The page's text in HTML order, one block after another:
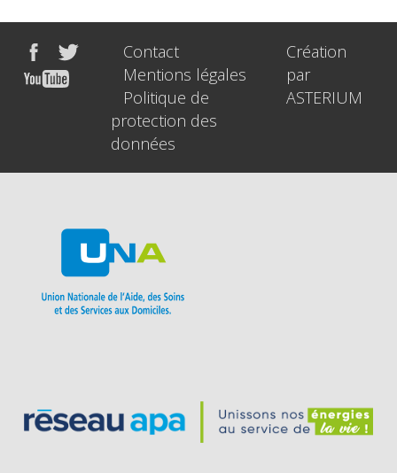
Contact
Mentions légales
Politique de
protection des
données
Création
par
ASTERIUM